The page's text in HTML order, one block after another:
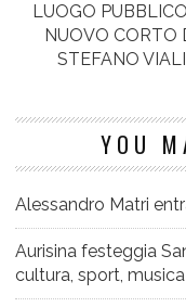
LUOGO
NUOVO CORTO
STEFANO VIALI
YOU
Alessandro Matri
Aurisina festeggia
cultura, sport,